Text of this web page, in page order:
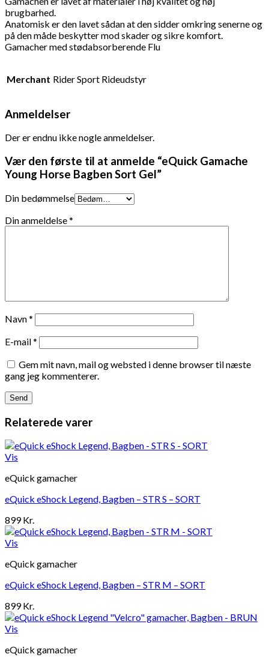
brugbarhed.
Anatomisk er den lavet sådan at den sidder omkring senerne og
på den måde beskytter mod skader og sikre komfort.
Gamacher med stødabsorberende Flu
Merchant Rider Sport Rideudstyr
Anmeldelser
Der er endnu ikke nogle anmeldelser.
Vær den første til at anmelde “eQuick Gamache
Young Horse Bagben Sort Gel”
Din bedømmelse
Din anmeldelse*
Navn*
E-mail*
Gem mit navn, mail og websted i denne browser til næste
gang jeg kommenterer.
Relaterede varer
Vis
eQuick gamacher
eQuick eShock Legend, Bagben – STR S – SORT
899Kr.
Vis
eQuick gamacher
eQuick eShock Legend, Bagben – STR M – SORT
899Kr.
Vis
eQuick gamacher